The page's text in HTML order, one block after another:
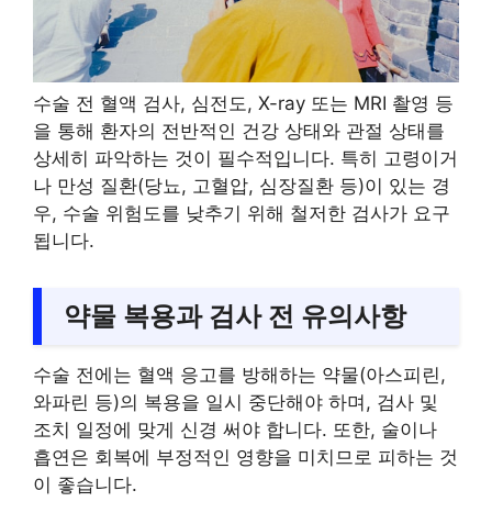
수술 전 혈액 검사, 심전도, X-ray 또는 MRI 촬영 등
을 통해 환자의 전반적인 건강 상태와 관절 상태를
상세히 파악하는 것이 필수적입니다. 특히 고령이거
나 만성 질환(당뇨, 고혈압, 심장질환 등)이 있는 경
우, 수술 위험도를 낮추기 위해 철저한 검사가 요구
됩니다.
약물 복용과 검사 전 유의사항
수술 전에는 혈액 응고를 방해하는 약물(아스피린,
와파린 등)의 복용을 일시 중단해야 하며, 검사 및
조치 일정에 맞게 신경 써야 합니다. 또한, 술이나
흡연은 회복에 부정적인 영향을 미치므로 피하는 것
이 좋습니다.